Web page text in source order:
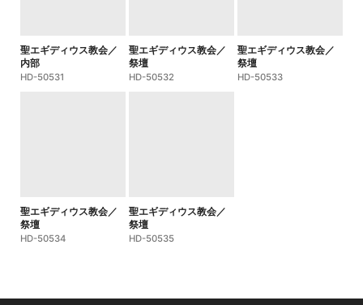
聖エギディウス教会／
内部
HD-50531
聖エギディウス教会／
祭壇
HD-50532
聖エギディウス教会／
祭壇
HD-50533
聖エギディウス教会／
祭壇
HD-50534
聖エギディウス教会／
祭壇
HD-50535